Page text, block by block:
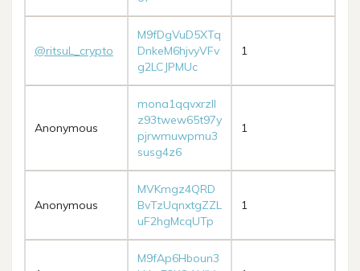
@ritsuL_crypto
M9fDgVuD5XTq
DnkeM6hjvyVFv
g2LCJPMUc
1
Anonymous
mona1qqvxrzll
z93twew65t97y
pjrwmuwpmu3
susg4z6
1
Anonymous
MVKmgz4QRD
BvTzUqnxtgZZL
uF2hgMcqUTp
1
M9fAp6Hboun3